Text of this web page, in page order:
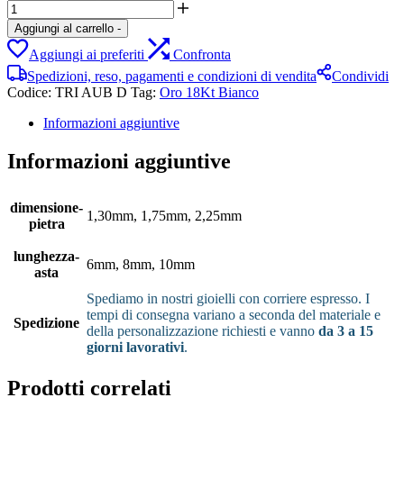
Aggiungi al carrello -
Aggiungi ai preferiti
Confronta
Spedizioni, reso, pagamenti e condizioni di vendita
Condividi
Codice: TRI AUB D Tag: Oro 18Kt Bianco
Informazioni aggiuntive
Informazioni aggiuntive
dimensione-
pietra
1,30mm, 1,75mm, 2,25mm
lunghezza-
asta
6mm, 8mm, 10mm
Spedizione
Spediamo in nostri gioielli con corriere espresso. I
tempi di consegna variano a seconda del materiale e
della personalizzazione richiesti e vanno da 3 a 15
giorni lavorativi.
Prodotti correlati